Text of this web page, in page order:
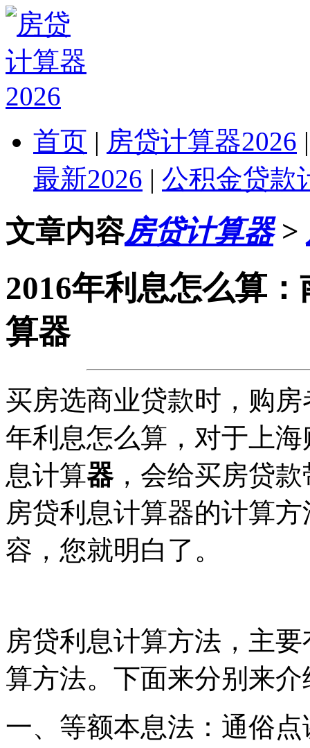
首页 | 房贷计算器2026
最新2026 | 公积金贷款
文章内容房贷计算器>
2016年利息怎么算
算器
买房选商业贷款时，购
年利息怎么算，对于上
息计算器，会给买房贷
房贷利息计算器的计算
容，您就明白了。
房贷利息计算方法，主
算方法。下面来分别来
一、等额本息法：通俗